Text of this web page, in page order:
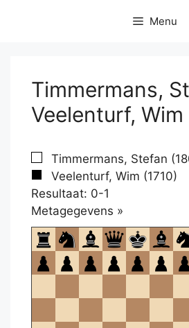
Menu
Timmermans,
Veelenturf, Wim
Timmermans, Stefan
Veelenturf, Wim (1710)
Resultaat: 0-1
Metagegevens »
om
te
openen.